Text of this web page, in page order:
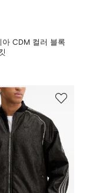
아 CDM 컬러 블록